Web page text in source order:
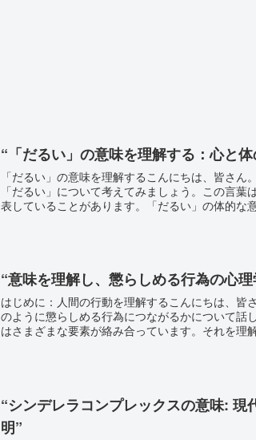
“「だるい」の意味を理解する：心と
「だるい」の意味を理解するこんにちは、皆さん
「だるい」について考えてみましょう。この言
表していることがあります。「だるい」の体的な
“意味を理解し、懲らしめる行為の心
はじめに：人間の行動を理解するこんにちは、
のように懲らしめる行為につながるかについて話
はさまざまな要素が絡み合っています。それを理
“シンデレラコンプレックスの意味:
明”